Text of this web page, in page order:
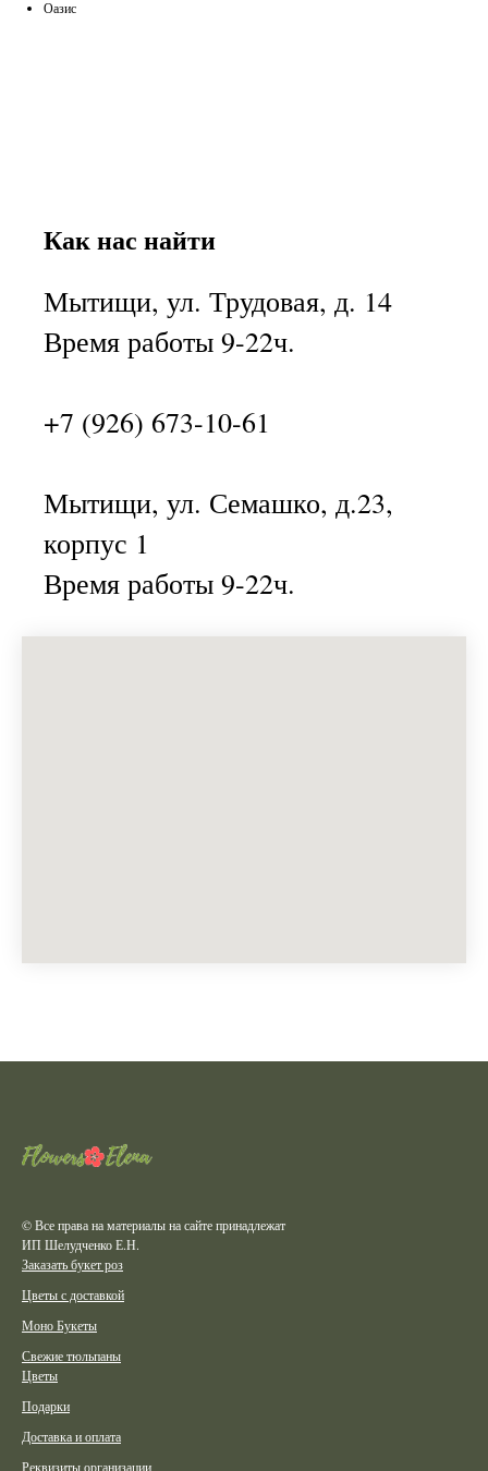
Оазис
Как нас найти
Мытищи, ул. Трудовая, д. 14
Время работы 9-22ч.
+7 (926) 673-10-61
Мытищи, ул. Семашко, д.23,
корпус 1
Время работы 9-22ч.
© Все права на материалы на сайте принадлежат
ИП Шелудченко Е.Н.
Заказать букет роз
Цветы с доставкой
Моно Букеты
Свежие тюльпаны
Цветы
Подарки
Доставка и оплата
Реквизиты организации